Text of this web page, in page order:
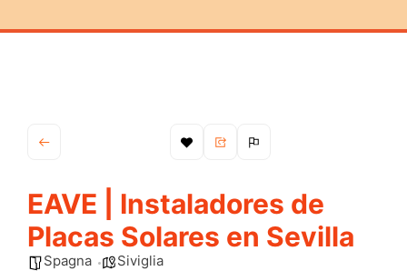
EAVE | Instaladores de
Placas Solares en Sevilla
Spagna Siviglia